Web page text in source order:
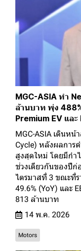
MGC-ASIA ทำ
ล้านบาท พุ่ง
Premium EV แล
MGC-ASIA เดินหน้
Cycle) หลังผลการ
สูงสุดใหม่ โดยมีกำ
ช่วงเดียวกันของปีก่
ไตรมาสที่ 3 ขณะที่
49.6% (YoY) และ
813 ล้านบาท
14 พ.ค. 2026
Motors